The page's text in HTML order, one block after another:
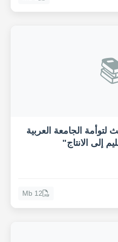
لتوأمة الجامعة العربية
إلى الانتاج"
12 Mb